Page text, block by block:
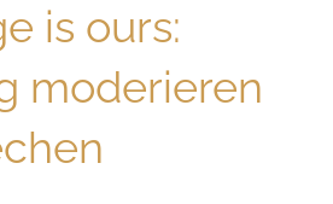
is ours:
moderieren